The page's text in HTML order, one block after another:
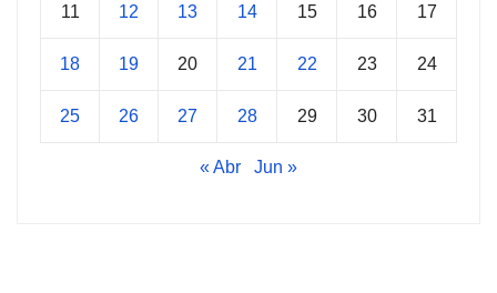
11 12 13 14 15 16 17
18 19 20 21 22 23 24
25 26 27 28 29 30 31
« Abr Jun »